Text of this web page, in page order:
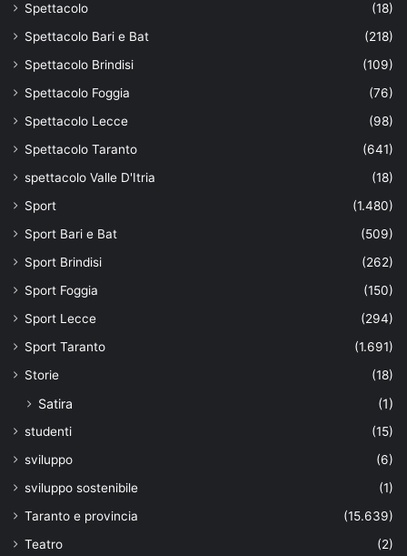
Spettacolo
(18)
Spettacolo Bari e Bat
(218)
Spettacolo Brindisi
(109)
Spettacolo Foggia
(76)
Spettacolo Lecce
(98)
Spettacolo Taranto
(641)
spettacolo Valle D'Itria
(18)
Sport
(1.480)
Sport Bari e Bat
(509)
Sport Brindisi
(262)
Sport Foggia
(150)
Sport Lecce
(294)
Sport Taranto
(1.691)
Storie
(18)
Satira (1)
studenti
(15)
sviluppo
(6)
sviluppo sostenibile
(1)
Taranto e provincia
(15.639)
Teatro
(2)